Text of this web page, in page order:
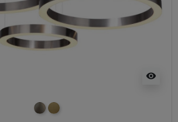
visibility
nikiel szczotkowany
mosiądz szczotkowany